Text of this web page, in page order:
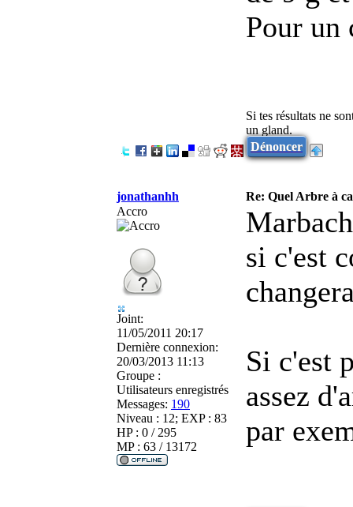
Pour un
Si tes résultats ne
un gland.
Dénoncer
jonathanhh
Re: Quel Arbre à
Accro
Joint:
11/05/2011 20:17
Dernière connexion:
20/03/2013 11:13
Groupe :
Utilisateurs enregistrés
Messages: 190
Niveau : 12; EXP : 83
HP : 0 / 295
MP : 63 / 13172
si c'est
Si c'est
assez
par